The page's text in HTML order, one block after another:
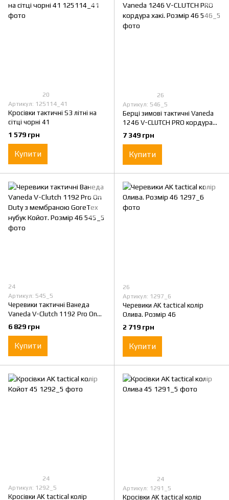
20
Артикул: 125114_41
Кросівки тактичні S3 літні на
сітці чорні 41
1 579 грн
Купити
26
Артикул: 546_5
Берці зимові тактичні Vaneda
1246 V-CLUTCH PRO кордура
хакі. Розмір 46
7 349 грн
Купити
24
Артикул: 545_5
Черевики тактичні Ванеда
Vaneda V-Clutch 1192 Pro On
Duty з мембраною GoreTex
нубук Койот. Розмір 46
6 829 грн
Купити
26
Артикул: 1297_6
Черевики AK tactical колір
Олива. Розмір 46
2 719 грн
Купити
24
Артикул: 1292_5
Кросівки AK tactical колір
24
Артикул: 1291_5
Кросівки AK tactical колір